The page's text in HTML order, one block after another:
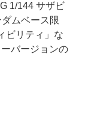
1/144 サザビ
ムベース限
ビリティ」な
バージョンの